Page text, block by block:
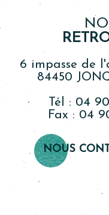
6 impasse de
84450
Tél : 04
Fax : 04
NOUS